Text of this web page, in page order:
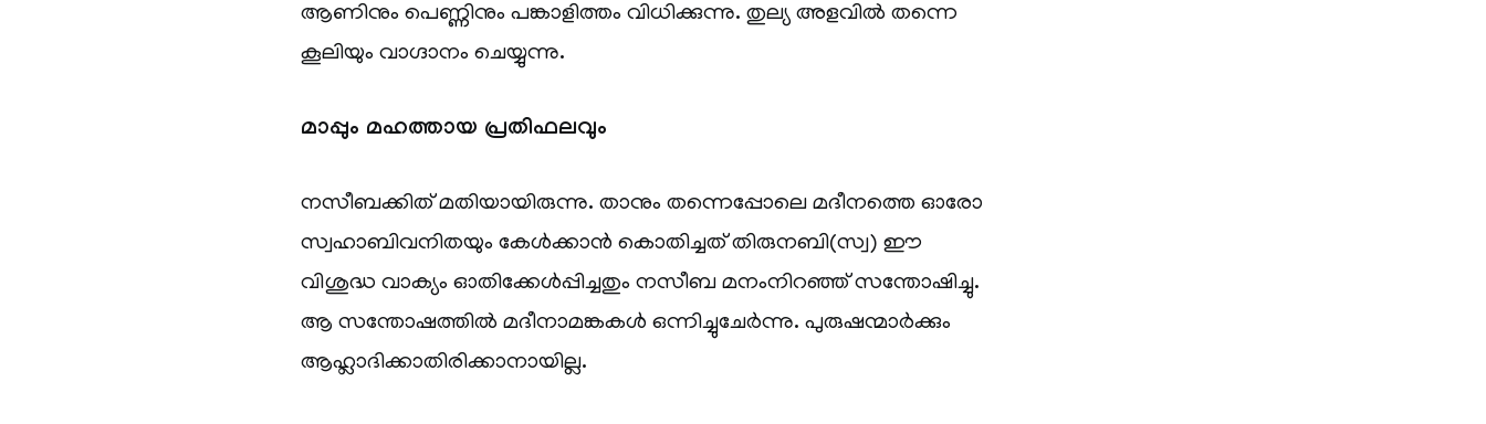
ആണിനും പെണ്ണിനും പങ്കാളിത്തം വിധിക്കുന്നു. തുല്യ അളവിൽ തന്നെ
കൂലിയും വാഗ്ദാനം ചെയ്യുന്നു.
മാപ്പും മഹത്തായ പ്രതിഫലവും
നസീബക്കിത് മതിയായിരുന്നു. താനും തന്നെപ്പോലെ മദീനത്തെ ഓരോ
സ്വഹാബിവനിതയും കേൾക്കാൻ കൊതിച്ചത് തിരുനബി(സ്വ) ഈ
വിശുദ്ധ വാക്യം ഓതിക്കേൾപ്പിച്ചതും നസീബ മനംനിറഞ്ഞ് സന്തോഷിച്ചു.
ആ സന്തോഷത്തിൽ മദീനാമങ്കകൾ ഒന്നിച്ചുചേർന്നു. പുരുഷന്മാർക്കും
ആഹ്ലാദിക്കാതിരിക്കാനായില്ല.